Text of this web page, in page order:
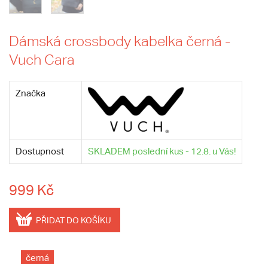
Dámská crossbody kabelka černá -
Vuch Cara
Značka
Dostupnost SKLADEM poslední kus - 12.8. u Vás!
999 Kč
PŘIDAT DO KOŠÍKU
černá